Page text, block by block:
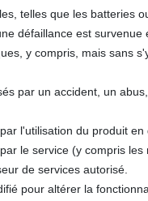
telles que les batteries
défaillance est
y compris, mais sans
par un accident, un
l'utilisation du produit en
le service (y compris
de services autorisé.
pour altérer la